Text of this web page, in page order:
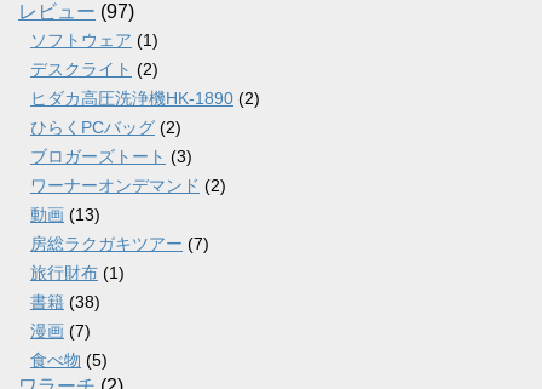
レビュー (97)
ソフトウェア (1)
デスクライト (2)
ヒダカ高圧洗浄機HK-1890 (2)
ひらくPCバッグ (2)
ブロガーズトート (3)
ワーナーオンデマンド (2)
動画 (13)
房総ラクガキツアー (7)
旅行財布 (1)
書籍 (38)
漫画 (7)
食べ物 (5)